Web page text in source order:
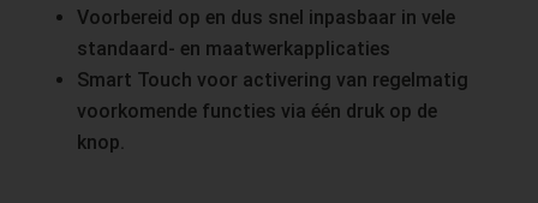
Voorbereid op en dus snel inpasbaar in vele
standaard- en maatwerkapplicaties
Smart Touch voor activering van regelmatig
voorkomende functies via één druk op de
knop.